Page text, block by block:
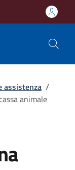
assistenza /
animale